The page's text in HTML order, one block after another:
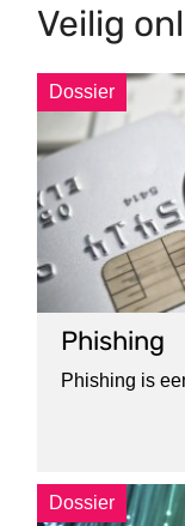
Veilig
Dossier
Phishing
Phishing is
Dossier